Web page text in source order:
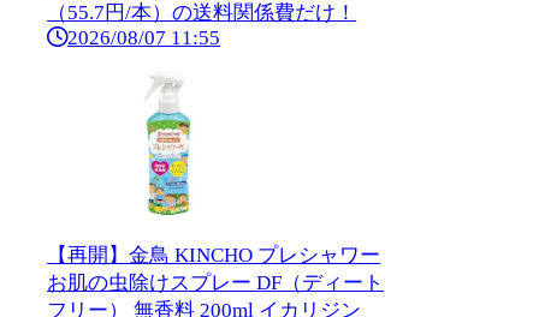
（55.7円/本）の送料関係費だけ！
2026/08/07 11:55
【再開】金鳥 KINCHO プレシャワー
お肌の虫除けスプレー DF（ディート
フリー） 無香料 200ml イカリジン